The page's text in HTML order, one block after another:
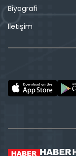
Biyografi
İletişim